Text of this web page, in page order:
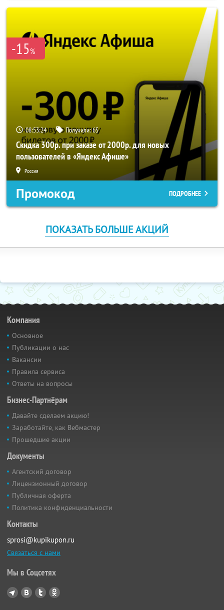
-15%
08:53:24 Получили:65
Скидка 300р. при заказе от 2000р. для новых
пользователей в «Яндекс Афише»
Россия
Промокод ПОДРОБНЕЕ
ПОКАЗАТЬ БОЛЬШЕ АКЦИЙ
Компания
Основное
Публикации о нас
Вакансии
Правила сервиса
Ответы на вопросы
Бизнес-Партнёрам
Давайте сделаем акцию!
Заработайте, как Вебмастер
Прошедшие акции
Документы
Агентский договор
Лицензионный договор
Публичная оферта
Политика конфиденциальности
Контакты
sprosi@kupikupon.ru
Связаться с нами
Мы в Соцсетях